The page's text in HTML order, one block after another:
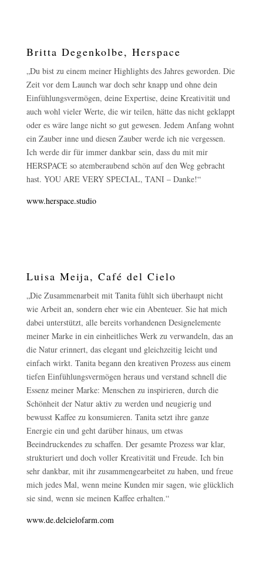
Britta Degenkolbe, Herspace
„Du bist zu einem meiner Highlights des Jahres geworden. Die
Zeit vor dem Launch war doch sehr knapp und ohne dein
Einfühlungsvermögen, deine Expertise, deine Kreativität und
auch wohl vieler Werte, die wir teilen, hätte das nicht geklappt
oder es wäre lange nicht so gut gewesen. Jedem Anfang wohnt
ein Zauber inne und diesen Zauber werde ich nie vergessen.
Ich werde dir für immer dankbar sein, dass du mit mir
HERSPACE so atemberaubend schön auf den Weg gebracht
hast. YOU ARE VERY SPECIAL, TANI – Danke!“
www.herspace.studio
Luisa Meija, Café del Cielo
„Die Zusammenarbeit mit Tanita fühlt sich überhaupt nicht
wie Arbeit an, sondern eher wie ein Abenteuer. Sie hat mich
dabei unterstützt, alle bereits vorhandenen Designelemente
meiner Marke in ein einheitliches Werk zu verwandeln, das an
die Natur erinnert, das elegant und gleichzeitig leicht und
einfach wirkt. Tanita begann den kreativen Prozess aus einem
tiefen Einfühlungsvermögen heraus und verstand schnell die
Essenz meiner Marke: Menschen zu inspirieren, durch die
Schönheit der Natur aktiv zu werden und neugierig und
bewusst Kaffee zu konsumieren. Tanita setzt ihre ganze
Energie ein und geht darüber hinaus, um etwas
Beeindruckendes zu schaffen. Der gesamte Prozess war klar,
strukturiert und doch voller Kreativität und Freude. Ich bin
sehr dankbar, mit ihr zusammengearbeitet zu haben, und freue
mich jedes Mal, wenn meine Kunden mir sagen, wie glücklich
sie sind, wenn sie meinen Kaffee erhalten.“
www.de.delcielofarm.com